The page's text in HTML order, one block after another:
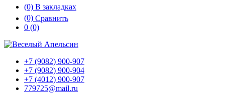
(0) В закладках
(0) Сравнить
0 (0)
+7 (9082) 900-907
+7 (9082) 900-904
+7 (4012) 900-907
779725@mail.ru